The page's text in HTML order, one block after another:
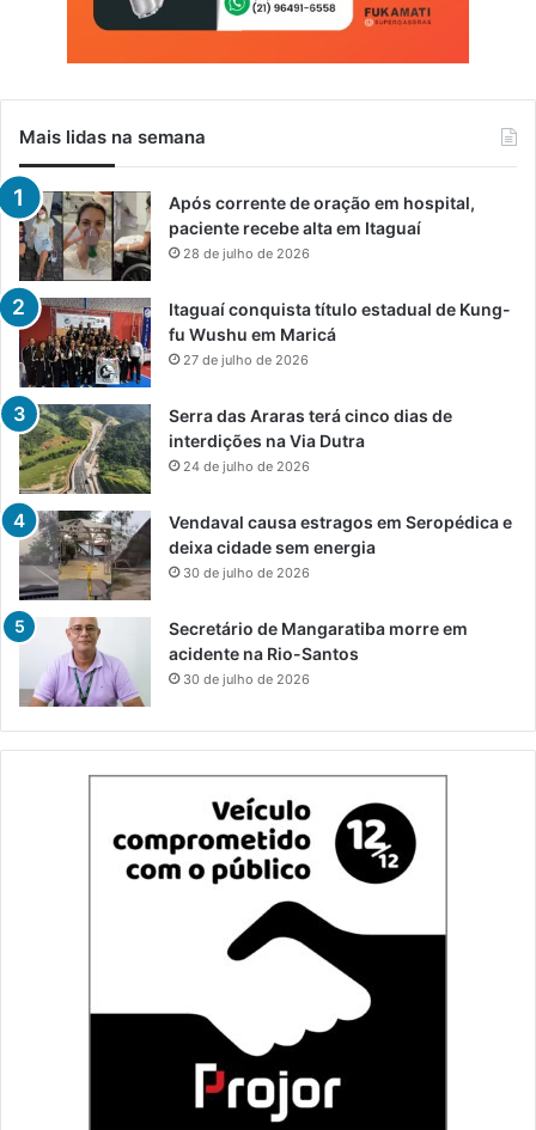
Mais lidas na semana
Após corrente de oração em hospital,
paciente recebe alta em Itaguaí
28 de julho de 2026
Itaguaí conquista título estadual de Kung-
fu Wushu em Maricá
27 de julho de 2026
Serra das Araras terá cinco dias de
interdições na Via Dutra
24 de julho de 2026
Vendaval causa estragos em Seropédica e
deixa cidade sem energia
30 de julho de 2026
Secretário de Mangaratiba morre em
acidente na Rio-Santos
30 de julho de 2026